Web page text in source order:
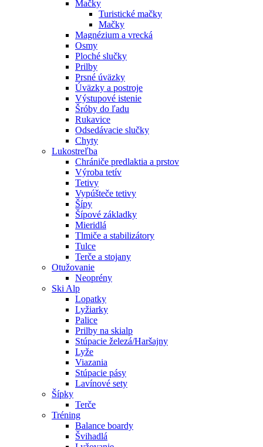
Mačky
Turistické mačky
Mačky
Magnézium a vrecká
Osmy
Ploché slučky
Prilby
Prsné úväzky
Úväzky a postroje
Výstupové istenie
Šróby do ľadu
Rukavice
Odsedávacie slučky
Chyty
Lukostreľba
Chrániče predlaktia a prstov
Výroba tetív
Tetivy
Vypúšteče tetivy
Šípy
Šípové základky
Mieridlá
Tlmiče a stabilizátory
Tulce
Terče a stojany
Otužovanie
Neoprény
Ski Alp
Lopatky
Lyžiarky
Palice
Prilby na skialp
Stúpacie železá/Haršajny
Lyže
Viazania
Stúpacie pásy
Lavínové sety
Šípky
Terče
Tréning
Balance boardy
Švihadlá